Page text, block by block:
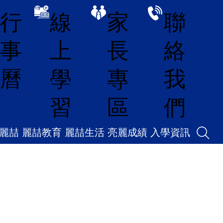
行
事
曆
線
上
學
習
家
長
專
區
聯
絡
我
們
喆 麗喆教育 麗喆生活 亮麗成績 入學資訊